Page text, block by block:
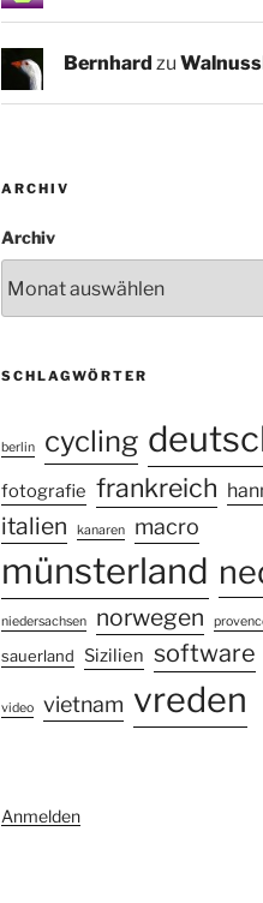
Bernhard zu
ARCHIV
Archiv
SCHLAGWÖRTER
berlin cycling
fotografie frankreich
italien kanaren macro
münsterland
niedersachsen norwegen
sauerland Sizilien software
video vietnam vreden
Anmelden